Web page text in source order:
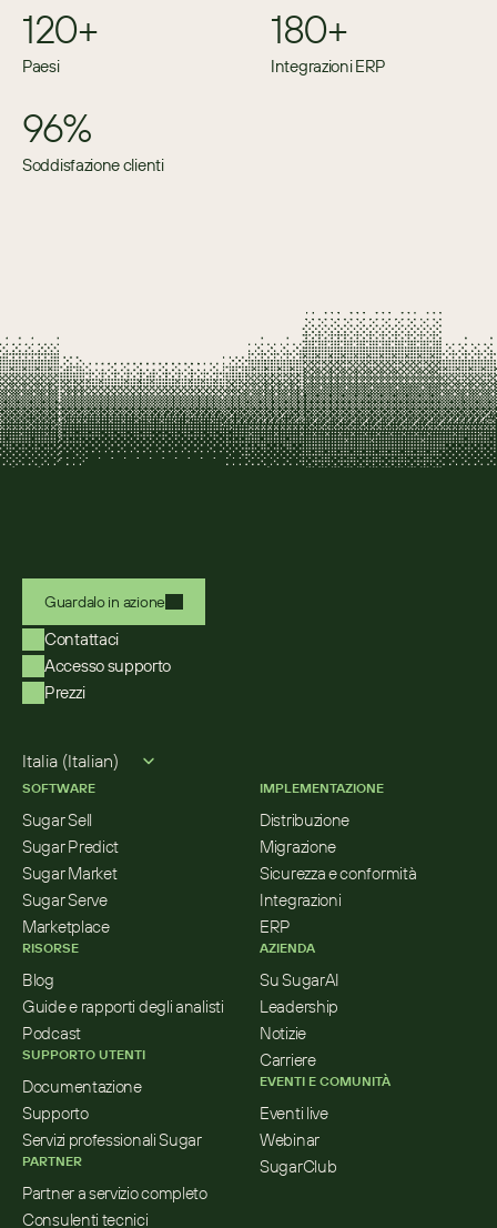
120+
Paesi
180+
Integrazioni ERP
96%
Soddisfazione clienti
Guardalo in azione
Contattaci
Accesso supporto
Prezzi
Italia (Italian)
SOFTWARE
Sugar Sell
Sugar Predict
Sugar Market
Sugar Serve
Marketplace
RISORSE
Blog
Guide e rapporti degli analisti
Podcast
SUPPORTO UTENTI
Documentazione
Supporto
Servizi professionali Sugar
PARTNER
Partner a servizio completo
Consulenti tecnici
IMPLEMENTAZIONE
Distribuzione
Migrazione
Sicurezza e conformità
Integrazioni
ERP
AZIENDA
Su SugarAI
Leadership
Notizie
Carriere
EVENTI E COMUNITÀ
Eventi live
Webinar
SugarClub